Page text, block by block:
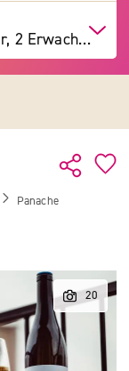
1 Zimmer, 2 Erwachsene
Panache